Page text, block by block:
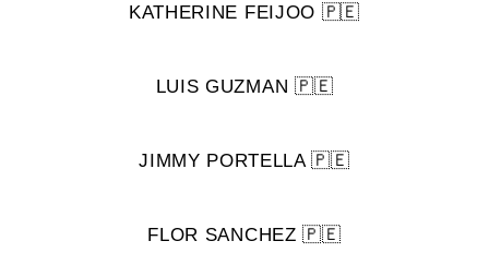
KATHERINE FEIJOO 🇵🇪
LUIS GUZMAN 🇵🇪
JIMMY PORTELLA 🇵🇪
FLOR SANCHEZ 🇵🇪